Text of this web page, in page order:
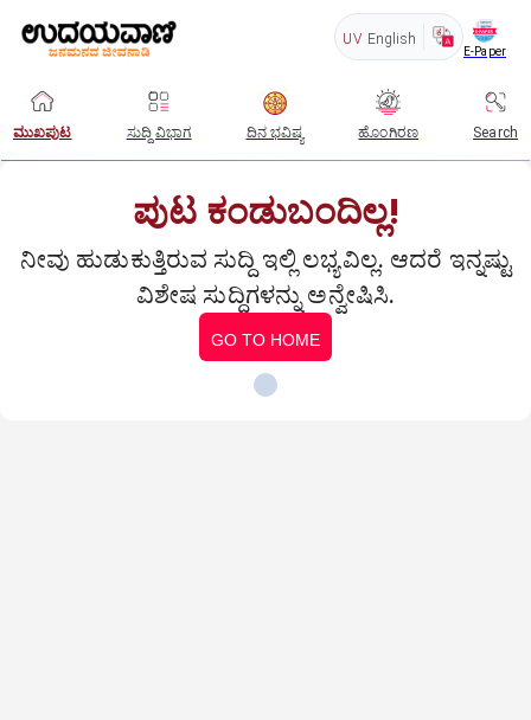
UV English
E-Paper
ಮುಖಪುಟ ಸುದ್ದಿ ವಿಭಾಗ ದಿನ ಭವಿಷ್ಯ ಹೊಂಗಿರಣ Search
ಪುಟ ಕಂಡುಬಂದಿಲ್ಲ!
ನೀವು ಹುಡುಕುತ್ತಿರುವ ಸುದ್ದಿ ಇಲ್ಲಿ ಲಭ್ಯವಿಲ್ಲ. ಆದರೆ ಇನ್ನಷ್ಟು
ವಿಶೇಷ ಸುದ್ದಿಗಳನ್ನು ಅನ್ವೇಷಿಸಿ.
GO TO HOME